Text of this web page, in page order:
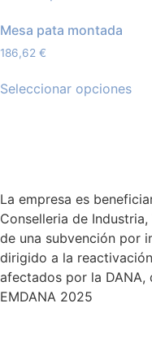
Mesa pata montada
186,62 €
Seleccionar opciones
La empresa es
Conselleria de
de una subvención por
dirigido a la
afectados por la
EMDANA 2025